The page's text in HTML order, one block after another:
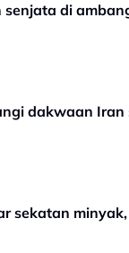
senjata di
dakwaan Iran
sekatan